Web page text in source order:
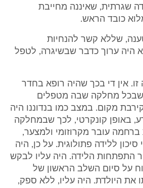
שגרתית, שאיננה מחייבת
כובד הראש.
שללא קשר להנחיות
היה ערוך כדבר שבשיגרה, לטפל
אין די בכך שהיה רופא בחדר
שבכל מחלקה שבה מטפלים
מקום. במצב כמו בנדוננו היה
באופן קונקרטי, לכך שבמחלקה
עובר מקרוזומי ולמצער,
ללידה פתולוגית. על כן, היה
התפתחות הלידה. היה עליו לבקש
על סיום השלב הראשון של
את היולדת. היה עליו, ללא ספק,